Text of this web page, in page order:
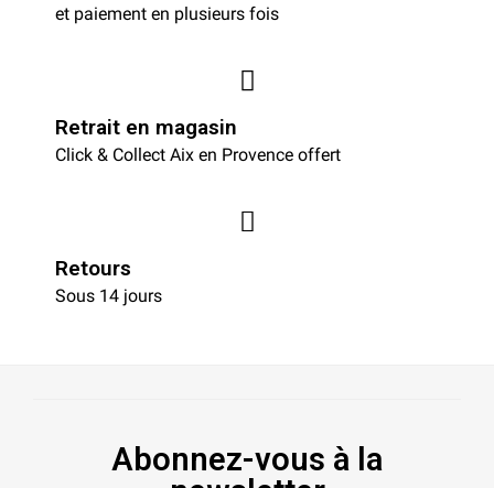
et paiement en plusieurs fois
Retrait en magasin
Click & Collect Aix en Provence offert
Retours
Sous 14 jours
Abonnez-vous à la